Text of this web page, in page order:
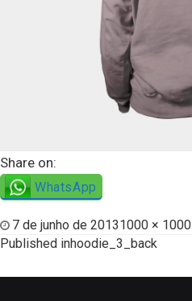
Share on:
WhatsApp
7 de junho de 20131000 × 1000
Published inhoodie_3_back